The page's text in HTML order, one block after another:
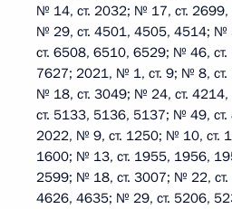
№ 14, ст. 2032; № 17, ст.
№ 29, ст. 4501, 4505, 4514; №
ст. 6508, 6510, 6529; № 46,
7627; 2021, № 1, ст. 9; № 8,
№ 18, ст. 3049; № 24, ст.
ст. 5133, 5136, 5137; № 49,
2022, № 9, ст. 1250; № 10, ст.
1600; № 13, ст. 1955, 1956,
2599; № 18, ст. 3007; № 22,
4626, 4635; № 29, ст. 5206,